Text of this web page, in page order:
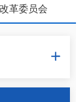
革委员会
